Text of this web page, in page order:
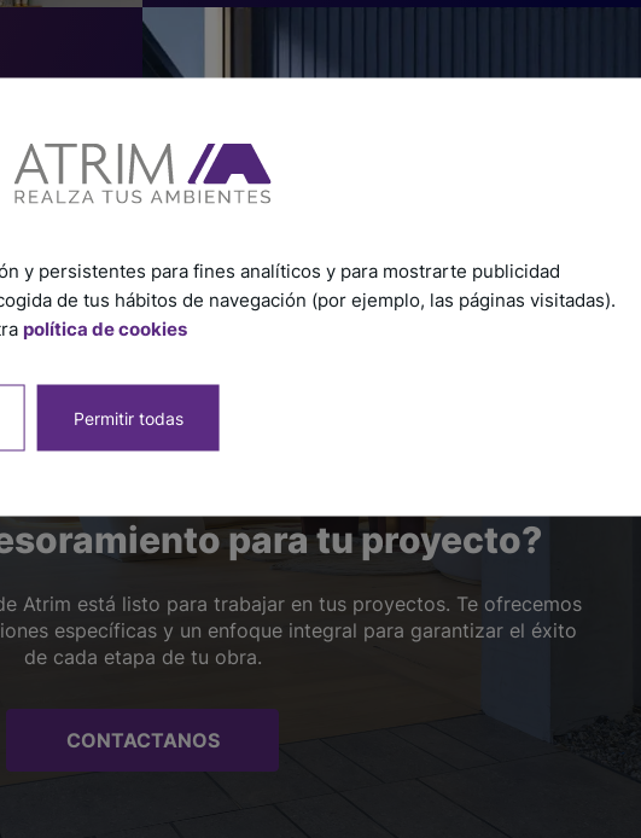
para tu proyecto?
Atrim está listo para trabajar en tus proyectos. Te ofrecemos
específicas y un enfoque integral para garantizar el éxito
de cada etapa de tu obra.
CONTACTANOS
y persistentes para fines analíticos y para mostrarte publicidad
de tus hábitos de navegación (por ejemplo, las páginas visitadas).
política de cookies
Permitir todas